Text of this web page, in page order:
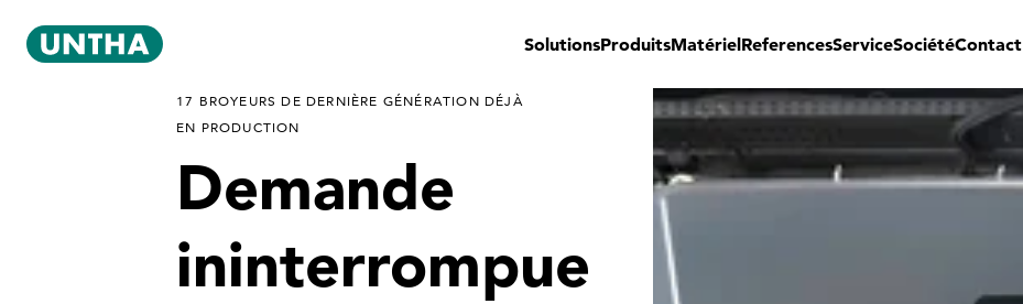
SolutionsProduitsMatérielReferencesServiceSociétéContact
17 BROYEURS DE DERNIÈRE GÉNÉRATION DÉJÀ
EN PRODUCTION
Demande
ininterrompue